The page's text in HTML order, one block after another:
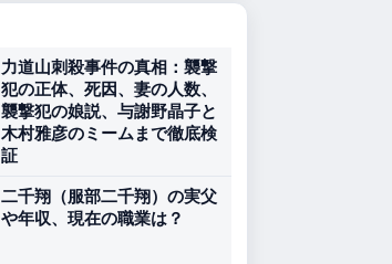
力道山刺殺事件の真相：襲撃
犯の正体、死因、妻の人数、
襲撃犯の娘説、与謝野晶子と
木村雅彦のミームまで徹底検
証
二千翔（服部二千翔）の実父
や年収、現在の職業は？